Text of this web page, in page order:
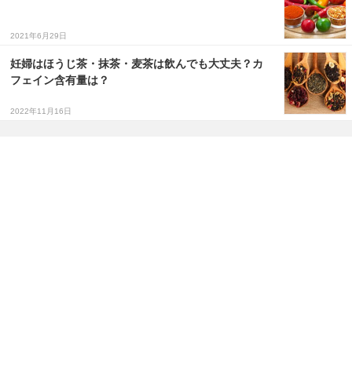
2021年6月29日
妊婦はほうじ茶・抹茶・麦茶は飲んでも大丈夫？カ
フェイン含有量は？
2022年11月16日